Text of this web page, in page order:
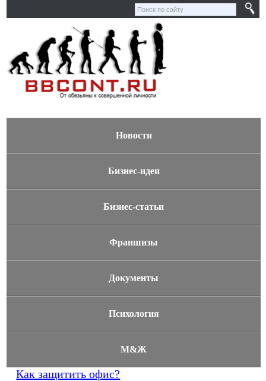
Новости
Бизнес-идеи
Бизнес-статьи
Франшизы
Документы
Психология
М&Ж
Как защитить офис?